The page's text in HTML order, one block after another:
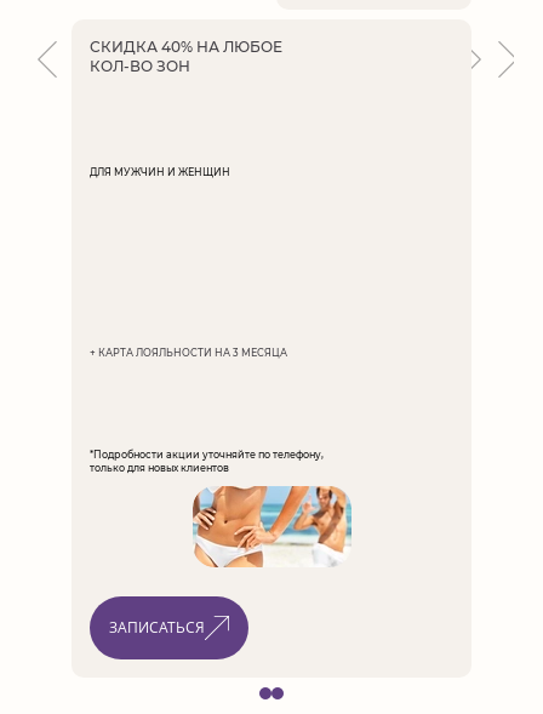
СКИДКА 40% НА ЛЮБОЕ
КОЛ-ВО ЗОН
ДЛЯ МУЖЧИН И ЖЕНЩИН
+ КАРТА ЛОЯЛЬНОСТИ НА 3 МЕСЯЦА
*Подробности акции уточняйте по телефону,
только для новых клиентов
ЗАПИСАТЬСЯ